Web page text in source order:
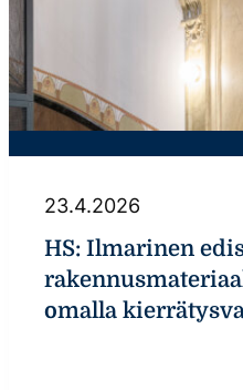
23.4.2026
HS: Ilmarinen
omalla